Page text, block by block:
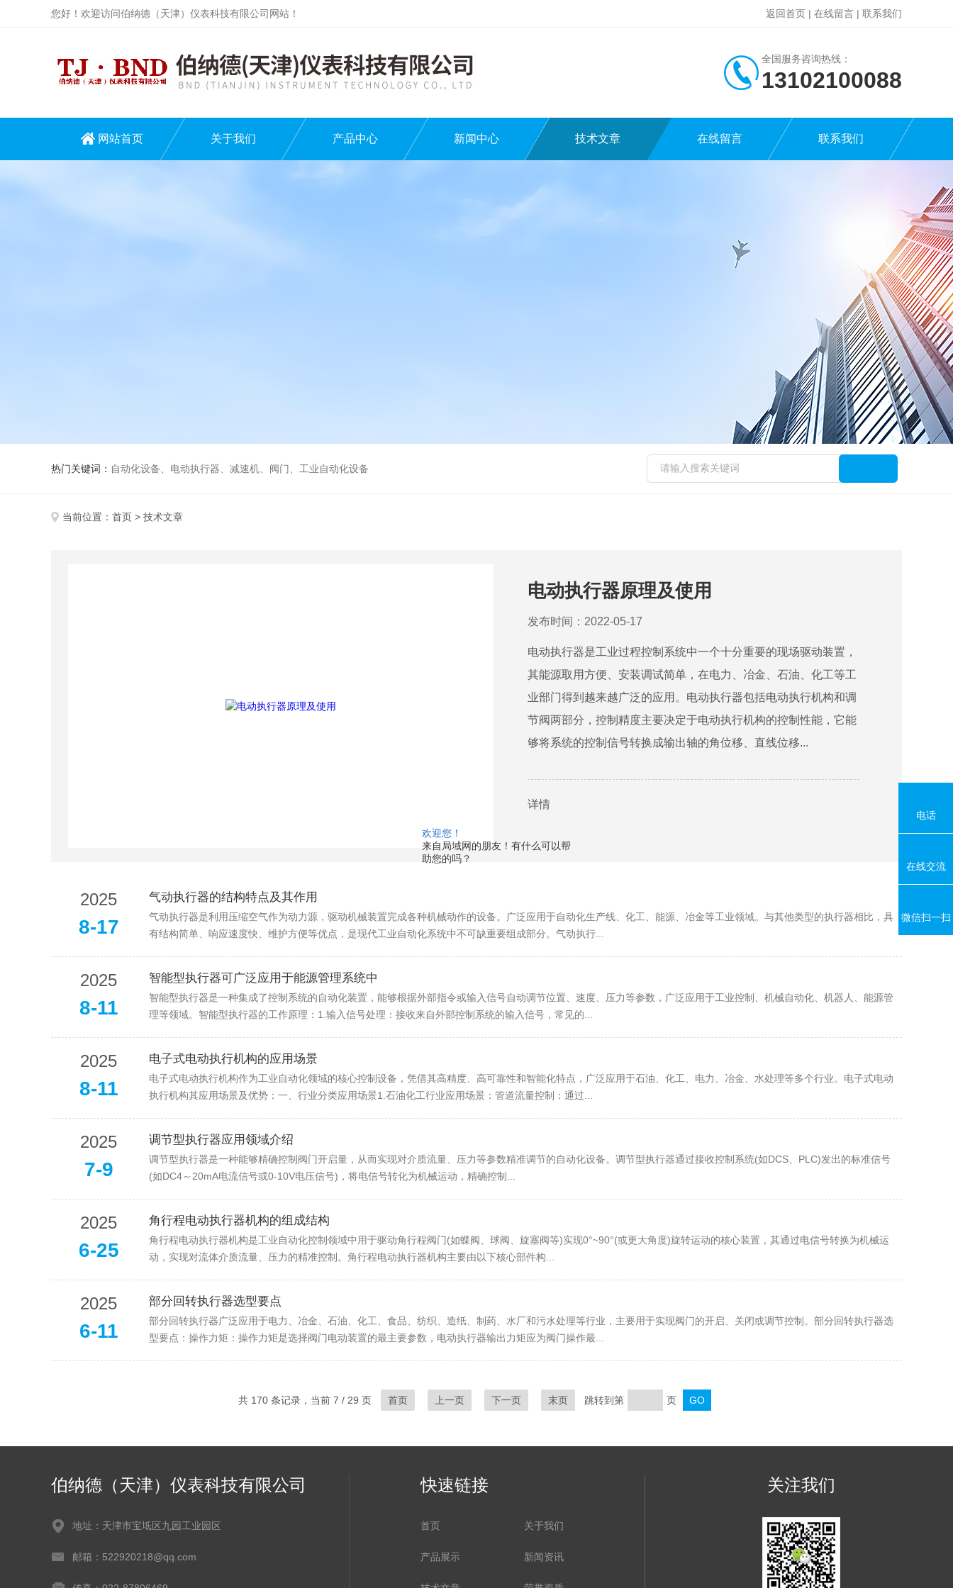
欢迎您！
来自局域网的朋友！有什么可以帮
助您的吗？
您好！欢迎访问伯纳德（天津）仪表科技有限公司网站！ 返回首页 | 在线留言 | 联系我们
全国服务咨询热线：
13102100088
网站首页 关于我们 产品中心 新闻中心 技术文章 在线留言 联系我们
热门关键词： 自动化设备、电动执行器、减速机、阀门、工业自动化设备
当前位置： 首页 > 技术文章
电动执行器原理及使用
发布时间：2022-05-17
电动执行器是工业过程控制系统中一个十分重要的现场驱动装置，
其能源取用方便、安装调试简单，在电力、冶金、石油、化工等工
业部门得到越来越广泛的应用。电动执行器包括电动执行机构和调
节阀两部分，控制精度主要决定于电动执行机构的控制性能，它能
够将系统的控制信号转换成输出轴的角位移、直线位移...
详情
2025
8-17
气动执行器的结构特点及其作用
气动执行器是利用压缩空气作为动力源，驱动机械装置完成各种机械动作的设备。广泛应用于自动化生产线、化工、能源、冶金等工业领域。与其他类型的执行器相比，具
有结构简单、响应速度快、维护方便等优点，是现代工业自动化系统中不可缺重要组成部分。气动执行...
2025
8-11
智能型执行器可广泛应用于能源管理系统中
智能型执行器是一种集成了控制系统的自动化装置，能够根据外部指令或输入信号自动调节位置、速度、压力等参数，广泛应用于工业控制、机械自动化、机器人、能源管
理等领域。智能型执行器的工作原理：1.输入信号处理：接收来自外部控制系统的输入信号，常见的...
2025
8-11
电子式电动执行机构的应用场景
电子式电动执行机构作为工业自动化领域的核心控制设备，凭借其高精度、高可靠性和智能化特点，广泛应用于石油、化工、电力、冶金、水处理等多个行业。电子式电动
执行机构其应用场景及优势：一、行业分类应用场景1.石油化工行业应用场景：管道流量控制：通过...
2025
7-9
调节型执行器应用领域介绍
调节型执行器是一种能够精确控制阀门开启量，从而实现对介质流量、压力等参数精准调节的自动化设备。调节型执行器通过接收控制系统(如DCS、PLC)发出的标准信号
(如DC4～20mA电流信号或0-10V电压信号)，将电信号转化为机械运动，精确控制...
2025
6-25
角行程电动执行器机构的组成结构
角行程电动执行器机构是工业自动化控制领域中用于驱动角行程阀门(如蝶阀、球阀、旋塞阀等)实现0°~90°(或更大角度)旋转运动的核心装置，其通过电信号转换为机械运
动，实现对流体介质流量、压力的精准控制。角行程电动执行器机构主要由以下核心部件构...
2025
6-11
部分回转执行器选型要点
部分回转执行器广泛应用于电力、冶金、石油、化工、食品、纺织、造纸、制药、水厂和污水处理等行业，主要用于实现阀门的开启、关闭或调节控制。部分回转执行器选
型要点：操作力矩：操作力矩是选择阀门电动装置的最主要参数，电动执行器输出力矩应为阀门操作最...
共 170 条记录，当前 7 / 29 页 首页 上一页 下一页 末页 跳转到第 页
伯纳德（天津）仪表科技有限公司
地址：天津市宝坻区九园工业园区
邮箱：522920218@qq.com
快速链接
首页 关于我们
产品展示 新闻资讯
关注我们
电话
在线交流
微信扫一扫